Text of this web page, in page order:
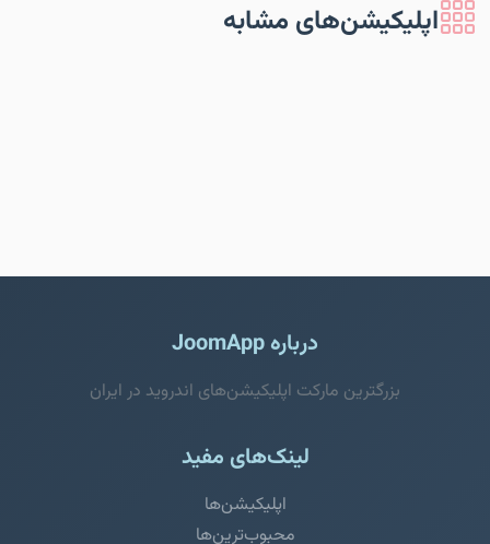
اپلیکیشن‌های مشابه
درباره JoomApp
بزرگترین مارکت اپلیکیشن‌های اندروید در ایران
لینک‌های مفید
اپلیکیشن‌ها
محبوب‌ترین‌ها